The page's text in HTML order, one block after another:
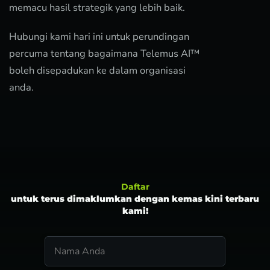
memacu hasil strategik yang lebih baik.
Hubungi kami hari ini untuk perundingan
percuma tentang bagaimana Telemus AI™
boleh disepadukan ke dalam organisasi
anda.
Daftar
untuk terus dimaklumkan dengan kemas kini terbaru
kami!